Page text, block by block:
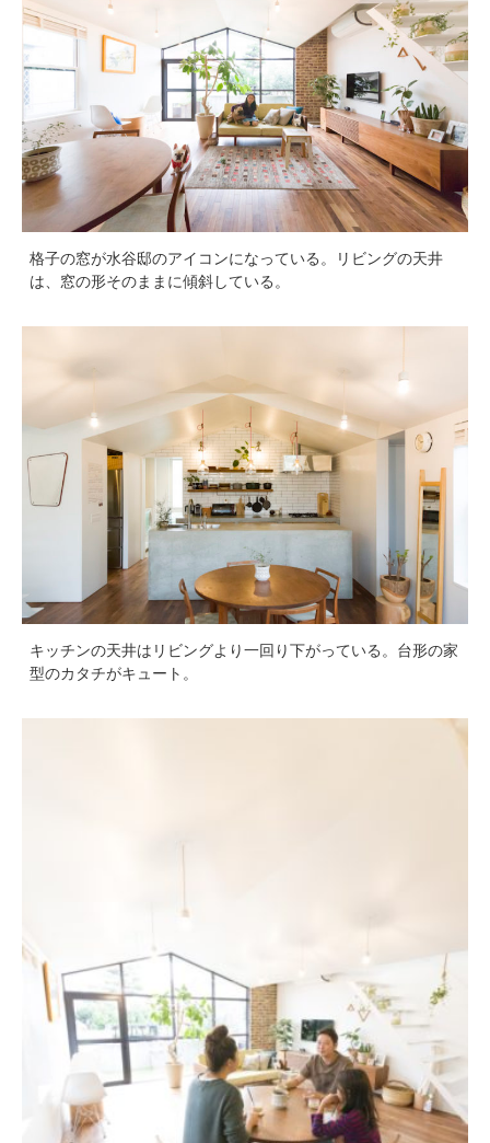
格子の窓が水谷邸のアイコンになっている。リビングの天井
は、窓の形そのままに傾斜している。
キッチンの天井はリビングより一回り下がっている。台形の家
型のカタチがキュート。